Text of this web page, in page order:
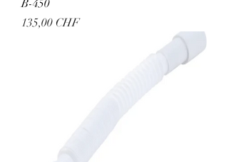
B-450
Preis
135,00 CHF